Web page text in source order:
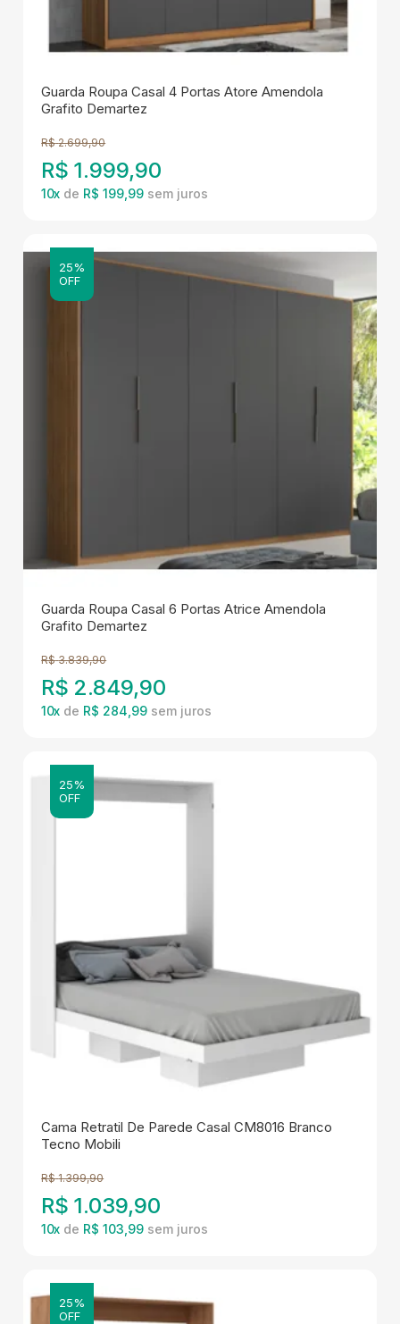
Guarda Roupa Casal 4 Portas Atore Amendola
Grafito Demartez
R$ 2.699,90
R$ 1.999,90
10x de R$ 199,99
25%
OFF
Guarda Roupa Casal 6 Portas Atrice Amendola
Grafito Demartez
R$ 3.839,90
R$ 2.849,90
10x de R$ 284,99
25%
OFF
Cama Retratil De Parede Casal CM8016 Branco
Tecno Mobili
R$ 1.399,90
R$ 1.039,90
10x de R$ 103,99
25%
OFF